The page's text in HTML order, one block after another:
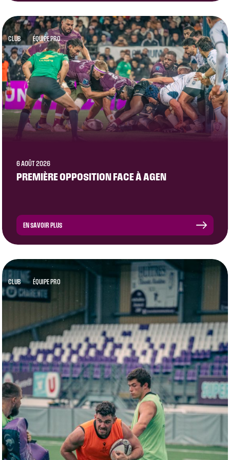
CLUB ÉQUIPE PRO
6 AOÛT 2026
PREMIÈRE OPPOSITION FACE À AGEN
EN SAVOIR PLUS
CLUB ÉQUIPE PRO